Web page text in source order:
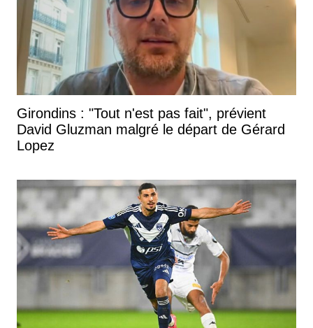
Girondins : "Tout n'est pas fait", prévient
David Gluzman malgré le départ de Gérard
Lopez